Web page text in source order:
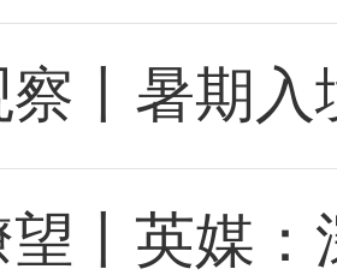
丨暑期入
丨英媒